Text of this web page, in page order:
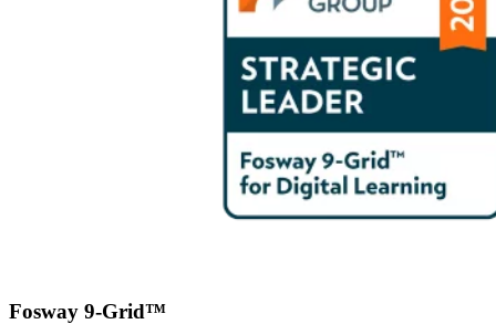
Fosway 9-Grid™